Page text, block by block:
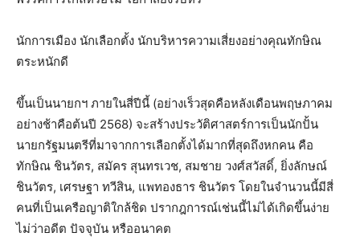
นักการเมือง นักเลือกตั้ง นักบริหารความเสี่ยงอย่างคุณทักษิณ
ตระหนักดี
ขึ้นเป็นนายกฯ ภายในสี่ปีนี้ (อย่างเร็วสุดคือหลังเดือนพฤษภาคม
อย่างช้าคือต้นปี 2568) จะสร้างประวัติศาสตร์การเป็นนักปั้น
นายกรัฐมนตรีที่มาจากการเลือกตั้งได้มากที่สุดถึงหกคน คือ
ทักษิณ ชินวัตร, สมัคร สุนทรเวช, สมชาย วงศ์สวัสดิ์, ยิ่งลักษณ์
ชินวัตร, เศรษฐา ทวีสิน, แพทองธาร ชินวัตร โดยในจำนวนนี้มีสี่
คนที่เป็นเครือญาติใกล้ชิด ปรากฎการณ์เช่นนี้ไม่ได้เกิดขึ้นง่าย
ไม่ว่าอดีต ปัจจุบัน หรืออนาคต